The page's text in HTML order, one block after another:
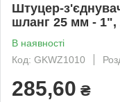
Штуцер-
шланг 25 мм - 1",
В наявності
Код: GKWZ1010
285,60 ₴